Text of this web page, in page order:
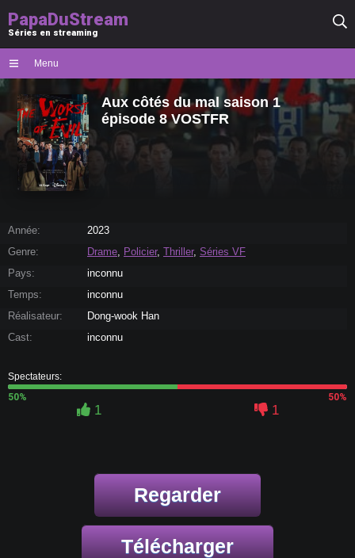
PapaDuStream
Séries en streaming
Menu
Aux côtés du mal saison 1
épisode 8 VOSTFR
Année:
2023
Genre:
Drame Policier, Thriller, Séries VF
Pays:
inconnu
Temps:
inconnu
Réalisateur:
Dong-wook Han
Cast:
inconnu
Spectateurs:
50%
50%
1 1
Regarder
Télécharger